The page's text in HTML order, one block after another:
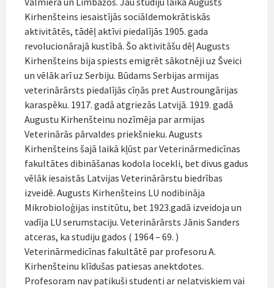
Kirhenšteins iesaistījās sociāldemokrātiskās
aktivitātēs, tādēļ aktīvi piedalījās 1905. gada
revolucionārajā kustībā. Šo aktivitāšu dēļ Augusts
Kirhenšteins bija spiests emigrēt sākotnēji uz Šveici
un vēlāk arī uz Serbiju. Būdams Serbijas armijas
veterinārārsts piedalījās cīņās pret Austroungārijas
karaspēku. 1917. gadā atgriezās Latvijā. 1919. gadā
Augustu Kirhenšteinu nozīmēja par armijas
Veterinārās pārvaldes priekšnieku. Augusts
Kirhenšteins šajā laikā kļūst par Veterinārmedicīnas
fakultātes dibināšanas kodola locekli, bet divus gadus
vēlāk iesaistās Latvijas Veterinārārstu biedrības
izveidē. Augusts Kirhenšteins LU nodibināja
Mikrobioloģijas institūtu, bet 1923.gadā izveidoja un
vadīja LU serumstaciju. Veterinārārsts Jānis Sanders
atceras, ka studiju gados ( 1964 – 69. )
Veterinārmedicīnas fakultātē par profesoru A.
Kirhenšteinu klīdušas patiesas anektdotes.
Profesoram nav patikuši studenti ar nelatviskiem vai